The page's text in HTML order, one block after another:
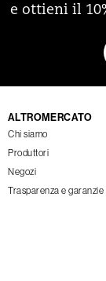
e ottieni il
ALTROMERCATO
Chi siamo
Produttori
Negozi
Trasparenza e garanzie